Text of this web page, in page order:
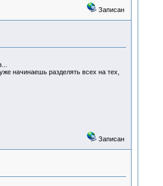
Записан
начинаешь разделять всех на тех,
Записан